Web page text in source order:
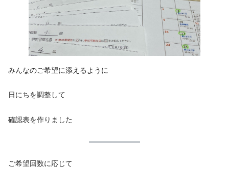
みんなのご希望に添えるように
日にちを調整して
確認表を作りました
ご希望回数に応じて